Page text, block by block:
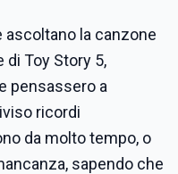
ascoltano la canzone
di Toy Story 5,
pensassero a
ricordi
da molto tempo, o
sapendo che